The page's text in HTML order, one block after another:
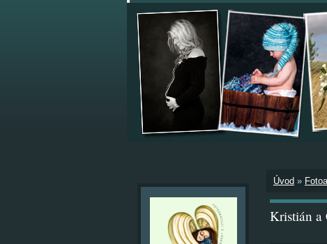
Úvod »
Kristián a